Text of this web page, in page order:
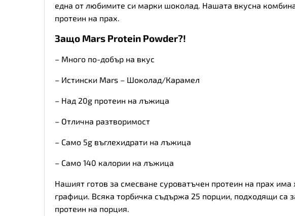
една от любимите си марки шоколад. Нашата вкусна
протеин на прах.
Защо Mars Protein Powder?!
– Много по-добър на вкус
– Истински Mars – Шоколад/Карамел
– Над 20g протеин на лъжица
– Отлична разтворимост
– Само 5g въглехидрати на лъжица
– Само 140 калории на лъжица
Нашият готов за смесване суроватъчен протеин на прах има
графици. Всяка торбичка съдържа 25 порции, подходящи са
протеин на порция.